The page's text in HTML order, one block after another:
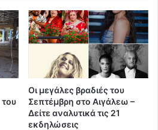
Οι μεγάλες βραδιές του
Σεπτέμβρη στο Αιγάλεω –
Δείτε αναλυτικά τις 21
εκδηλώσεις